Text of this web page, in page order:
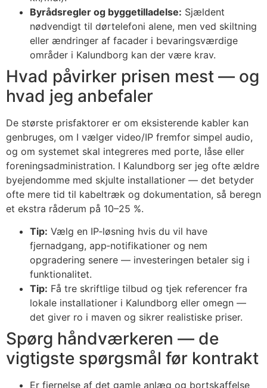
Byrådsregler og byggetilladelse: Sjældent
nødvendigt til dørtelefoni alene, men ved skiltning
eller ændringer af facader i bevaringsværdige
områder i Kalundborg kan der være krav.
Hvad påvirker prisen mest — og
hvad jeg anbefaler
De største prisfaktorer er om eksisterende kabler kan
genbruges, om I vælger video/IP fremfor simpel audio,
og om systemet skal integreres med porte, låse eller
foreningsadministration. I Kalundborg ser jeg ofte ældre
byejendomme med skjulte installationer — det betyder
ofte mere tid til kabeltræk og dokumentation, så beregn
et ekstra råderum på 10–25 %.
Tip: Vælg en IP‑løsning hvis du vil have
fjernadgang, app‑notifikationer og nem
opgradering senere — investeringen betaler sig i
funktionalitet.
Tip: Få tre skriftlige tilbud og tjek referencer fra
lokale installationer i Kalundborg eller omegn —
det giver ro i maven og sikrer realistiske priser.
Spørg håndværkeren — de
vigtigste spørgsmål før kontrakt
Er fjernelse af det gamle anlæg og bortskaffelse